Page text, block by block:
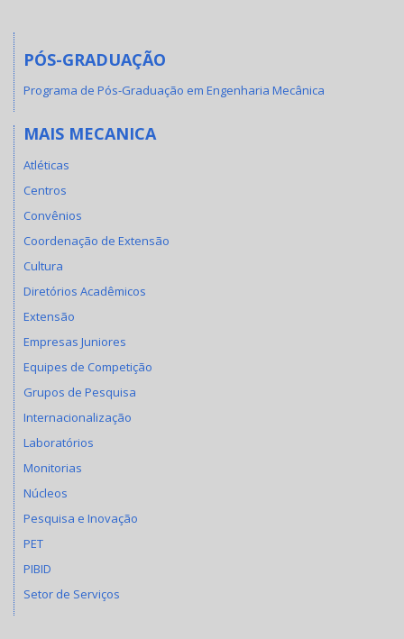
PÓS-GRADUAÇÃO
Programa de Pós-Graduação em Engenharia Mecânica
MAIS MECANICA
Atléticas
Centros
Convênios
Coordenação de Extensão
Cultura
Diretórios Acadêmicos
Extensão
Empresas Juniores
Equipes de Competição
Grupos de Pesquisa
Internacionalização
Laboratórios
Monitorias
Núcleos
Pesquisa e Inovação
PET
PIBID
Setor de Serviços